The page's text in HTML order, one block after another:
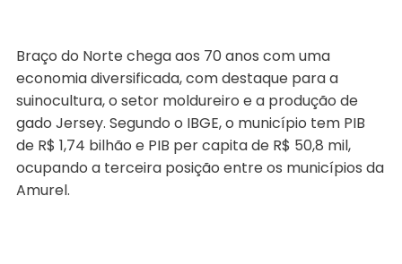
Braço do Norte chega aos 70 anos com uma
economia diversificada, com destaque para a
suinocultura, o setor moldureiro e a produção de
gado Jersey. Segundo o IBGE, o município tem PIB
de R$ 1,74 bilhão e PIB per capita de R$ 50,8 mil,
ocupando a terceira posição entre os municípios da
Amurel.